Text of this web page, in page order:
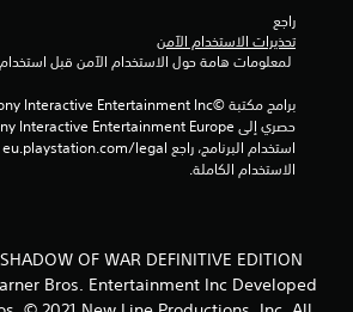
راجع
تحذيرات الاستخدام الآمن
الاستخدام الكاملة.
OF WAR DEFINITIVE EDITION
Bros. Entertainment Inc Developed